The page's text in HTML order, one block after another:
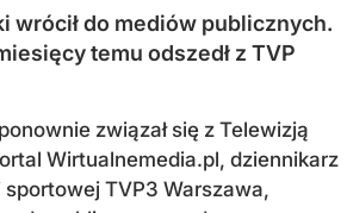
wrócił do mediów publicznych.
temu odszedł z TVP
związał się z Telewizją
Wirtualnemedia.pl, dziennikarz
sportowej TVP3 Warszawa,